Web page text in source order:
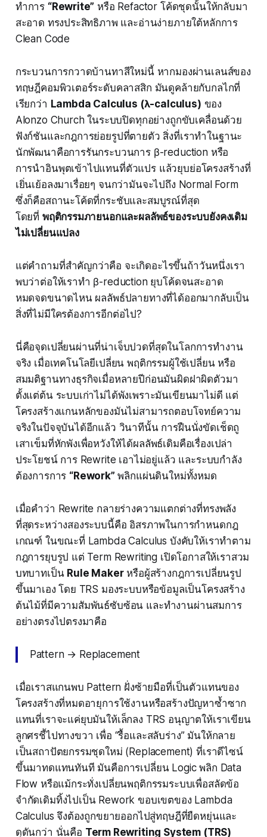
ทำการ “Rewrite” หรือ Refactor โค้ดชุดนั้นให้กลับมา
สะอาด ทรงประสิทธิภาพ และอ่านง่ายภายใต้หลักการ
Clean Code
กระบวนการกวาดบ้านทาสีใหม่นี้ หากมองผ่านเลนส์ของ
ทฤษฎีคอมพิวเตอร์ระดับคลาสสิก มันดูคล้ายกับกลไกที่
เรียกว่า Lambda Calculus (λ-calculus) ของ
Alonzo Church ในระบบปิดทุกอย่างถูกขับเคลื่อนด้วย
ฟังก์ชันและกฎการย่อยรูปที่ตายตัว สิ่งที่เราทำในฐานะ
นักพัฒนาคือการรันกระบวนการ β-reduction หรือ
การนำอินพุตเข้าไปแทนที่ตัวแปร แล้วยุบย่อโครงสร้างที่
เยิ่นเย้อลงมาเรื่อยๆ จนกว่ามันจะไปถึง Normal Form
ซึ่งก็คือสถานะโค้ดที่กระชับและสมบูรณ์ที่สุด
โดยที่ พฤติกรรมภายนอกและผลลัพธ์ของระบบยังคงเดิม
ไม่เปลี่ยนแปลง
แต่คำถามที่สำคัญกว่าคือ จะเกิดอะไรขึ้นถ้าวันหนึ่งเรา
พบว่าต่อให้เราทำ β-reduction ยุบโค้ดจนสะอาด
หมดจดขนาดไหน ผลลัพธ์ปลายทางที่ได้ออกมากลับเป็น
สิ่งที่ไม่มีใครต้องการอีกต่อไป?
นี่คือจุดเปลี่ยนผ่านที่น่าเจ็บปวดที่สุดในโลกการทำงาน
จริง เมื่อเทคโนโลยีเปลี่ยน พฤติกรรมผู้ใช้เปลี่ยน หรือ
สมมติฐานทางธุรกิจเมื่อหลายปีก่อนมันผิดฝาผิดตัวมา
ตั้งแต่ต้น ระบบเก่าไม่ได้พังเพราะมันเขียนมาไม่ดี แต่
โครงสร้างแกนหลักของมันไม่สามารถตอบโจทย์ความ
จริงในปัจจุบันได้อีกแล้ว วินาทีนั้น การฝืนนั่งขัดเช็ดถู
เสาเข็มที่หักพังเพื่อหวังให้ได้ผลลัพธ์เดิมคือเรื่องเปล่า
ประโยชน์ การ Rewrite เอาไม่อยู่แล้ว และระบบกำลัง
ต้องการการ “Rework” พลิกแผ่นดินใหม่ทั้งหมด
เมื่อคำว่า Rewrite กลายร่างความแตกต่างที่ทรงพลัง
ที่สุดระหว่างสองระบบนี้คือ อิสรภาพในการกำหนดกฎ
เกณฑ์ ในขณะที่ Lambda Calculus บังคับให้เราทำตาม
กฎการยุบรูป แต่ Term Rewriting เปิดโอกาสให้เราสวม
บทบาทเป็น Rule Makerหรือผู้สร้างกฎการเปลี่ยนรูป
ขึ้นมาเอง โดย TRS มองระบบหรือข้อมูลเป็นโครงสร้าง
ต้นไม้ที่มีความสัมพันธ์ซับซ้อน และทำงานผ่านสมการ
อย่างตรงไปตรงมาคือ
Pattern → Replacement
เมื่อเราสแกนพบ Pattern ฝั่งซ้ายมือที่เป็นตัวแทนของ
โครงสร้างที่หมดอายุการใช้งานหรือสร้างปัญหาซ้ำซาก
แทนที่เราจะแค่ยุบมันให้เล็กลง TRS อนุญาตให้เราเขียน
ลูกศรชี้ไปทางขวา เพื่อ “รื้อและสลับร่าง” มันให้กลาย
เป็นสถาปัตยกรรมชุดใหม่ (Replacement) ที่เราดีไซน์
ขึ้นมาทดแทนทันที มันคือการเปลี่ยน Logic พลิก Data
Flow หรือแม้กระทั่งเปลี่ยนพฤติกรรมระบบเพื่อสลัดข้อ
จำกัดเดิมทิ้งไปเป็น Rework ขอบเขตของ Lambda
Calculus จึงต้องถูกขยายออกไปสู่ทฤษฎีที่ยืดหยุ่นและ
ดุดันกว่า นั่นคือ Term Rewriting System (TRS)